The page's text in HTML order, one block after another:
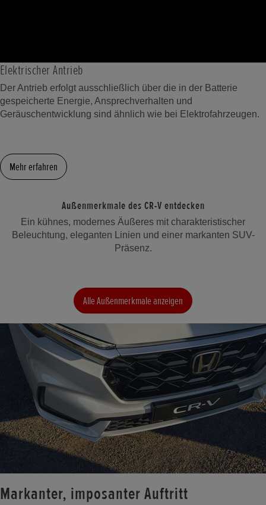
Elektrischer Antrieb
Der Antrieb erfolgt ausschließlich über die in der Batterie
gespeicherte Energie, Ansprechverhalten und
Geräuschentwicklung sind ähnlich wie bei Elektrofahrzeugen.
Mehr erfahren
Außenmerkmale des CR-V entdecken
Ein kühnes, modernes Äußeres mit charakteristischer
Beleuchtung, eleganten Linien und einer markanten SUV-
Präsenz.
Alle Außenmerkmale anzeigen
Markanter, imposanter Auftritt